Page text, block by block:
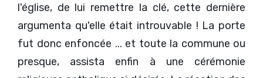
l'église, de lui remettre la clé, cette dernière
argumenta qu'elle était introuvable ! La porte
fut donc enfoncée ... et toute la commune ou
presque, assista enfin à une cérémonie